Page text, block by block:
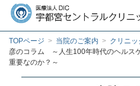
TOPページ > 当院のご案内 > クリニ
彦のコラム ～人生100年時代のヘルス
重要なのか？～